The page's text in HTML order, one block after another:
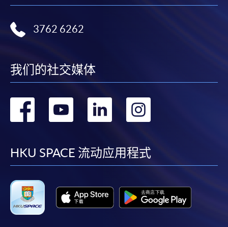
3762 6262
我们的社交媒体
转
facebook
转
youtube
转
linkedin
HKU SPACE 流动应用程式